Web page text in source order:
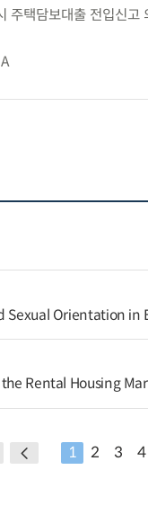
주택담보대출 전입신고
Sexual Orientation in
Rental Housing
1 2 3 4